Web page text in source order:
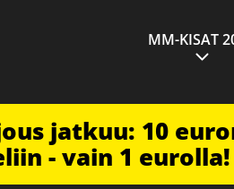
MM-KISAT
jatkuu: 10
- vain 1 eurolla!